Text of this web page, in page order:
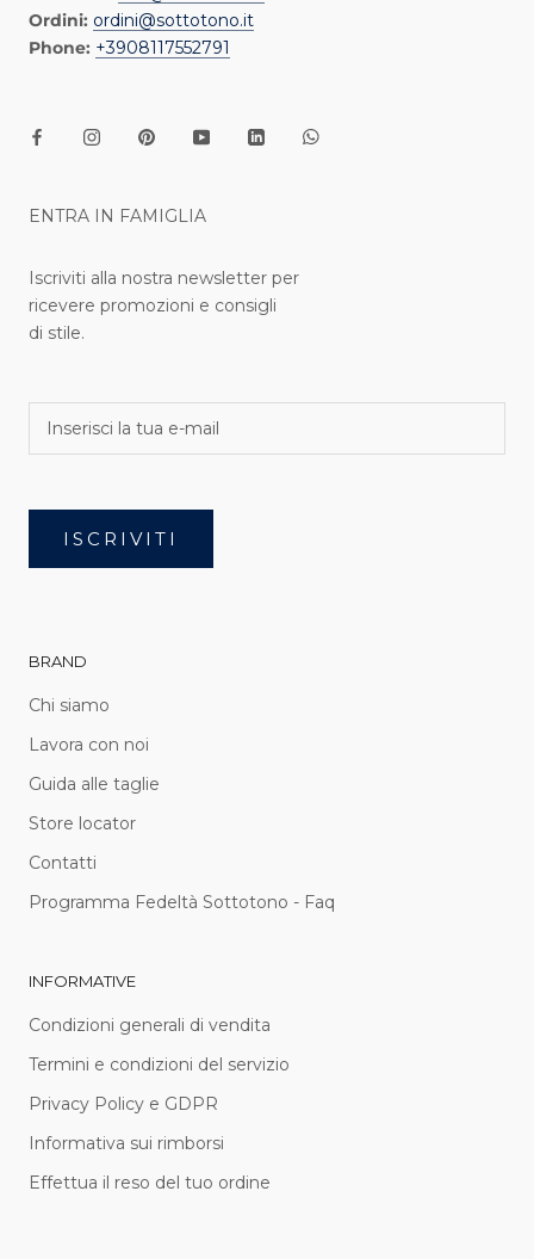
Ordini: ordini@sottotono.it
Phone: +3908117552791
ENTRA IN FAMIGLIA
Iscriviti alla nostra newsletter per
ricevere promozioni e consigli
di stile.
ISCRIVITI
BRAND
Chi siamo
Lavora con noi
Guida alle taglie
Store locator
Contatti
Programma Fedeltà Sottotono - Faq
INFORMATIVE
Condizioni generali di vendita
Termini e condizioni del servizio
Privacy Policy e GDPR
Informativa sui rimborsi
Effettua il reso del tuo ordine